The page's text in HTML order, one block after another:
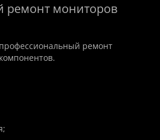
ремонт мониторов
ремонт